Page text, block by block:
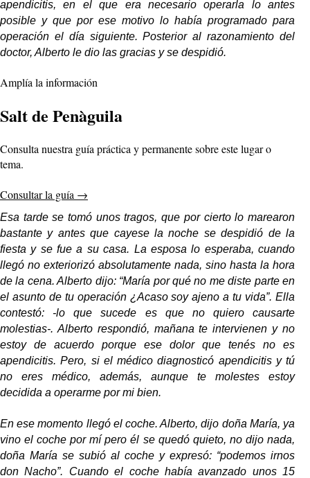
apendicitis, en el que era necesario operarla lo antes
posible y que por ese motivo lo había programado para
operación el día siguiente. Posterior al razonamiento del
doctor, Alberto le dio las gracias y se despidió.
Amplía la información
Salt de Penàguila
Consulta nuestra guía práctica y permanente sobre este lugar o
tema.
Consultar la guía →
Esa tarde se tomó unos tragos, que por cierto lo marearon
bastante y antes que cayese la noche se despidió de la
fiesta y se fue a su casa. La esposa lo esperaba, cuando
llegó no exteriorizó absolutamente nada, sino hasta la hora
de la cena. Alberto dijo: “María por qué no me diste parte en
el asunto de tu operación ¿Acaso soy ajeno a tu vida”. Ella
contestó: -lo que sucede es que no quiero causarte
molestias-. Alberto respondió, mañana te intervienen y no
estoy de acuerdo porque ese dolor que tenés no es
apendicitis. Pero, si el médico diagnosticó apendicitis y tú
no eres médico, además, aunque te molestes estoy
decidida a operarme por mi bien.
En ese momento llegó el coche. Alberto, dijo doña María, ya
vino el coche por mí pero él se quedó quieto, no dijo nada,
doña María se subió al coche y expresó: “podemos irnos
don Nacho”. Cuando el coche había avanzado unos 15